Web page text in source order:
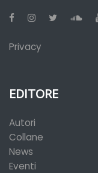
Privacy
EDITORE
Autori
Collane
News
Eventi